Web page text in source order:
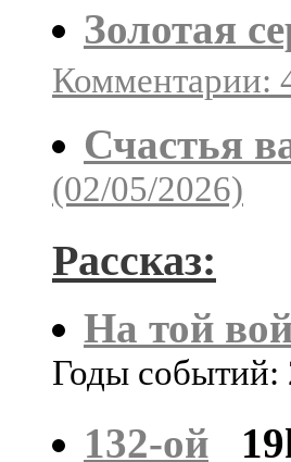
Золотая
Комментарии:
Счастья
(02/05/2026)
Рассказ:
На той
Годы событий:
132-ой